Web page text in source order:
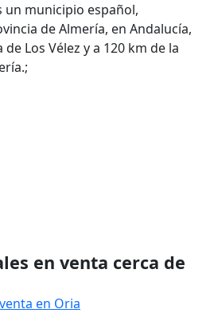
un municipio español,
de Almería, en Andalucía,
Los Vélez y a 120 km de la
en venta cerca de
en Oria